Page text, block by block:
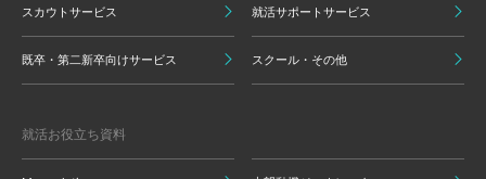
スカウトサービス 就活サポートサービス
既卒・第二新卒向けサービス スクール・その他
就活お役立ち資料